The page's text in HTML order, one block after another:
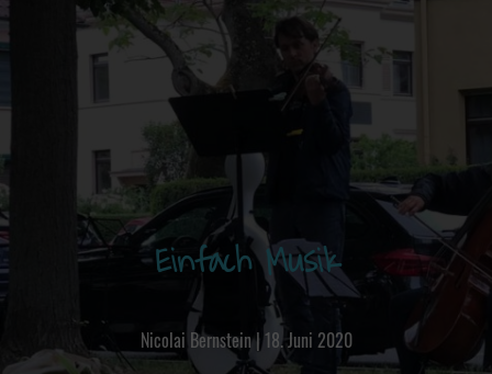
Einfach Musik
Nicolai Bernstein|18. Juni 2020